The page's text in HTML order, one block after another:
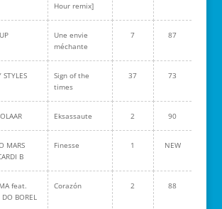
Hour remix]
Une envie
méchante
7 87
STYLES
Sign of the
times
37 73
Eksassaute 2 90
MARS
B
Finesse 1 NEW
feat.
DO BOREL
Corazón 2 88